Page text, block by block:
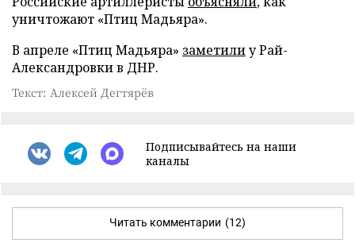
уничтожают «Птиц Мадьяра».
В апреле «Птиц Мадьяра» заметилиу Рай-
Александровки в ДНР.
Текст: Алексей Дегтярёв
Подписывайтесь на наши
каналы
Читать комментарии (12)